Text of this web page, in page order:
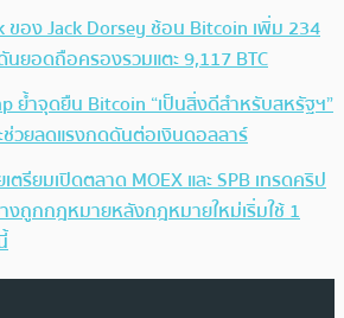
ของ Jack Dorsey ช้อน Bitcoin เพิ่ม 234
นยอดถือครองรวมแตะ 9,117 BTC
ย้ำจุดยืน Bitcoin “เป็นสิ่งดีสำหรับสหรัฐฯ”
ช่วยลดแรงกดดันต่อเงินดอลลาร์
เตรียมเปิดตลาด MOEX และ SPB เทรดคริป
งถูกกฎหมายหลังกฎหมายใหม่เริ่มใช้ 1